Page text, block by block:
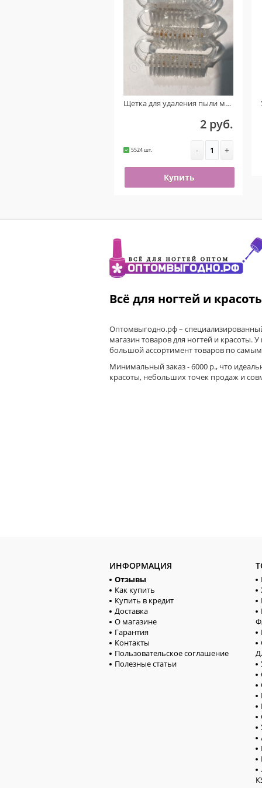
Щетка для удаления пыли маленькая (Прозрачная) УЦЕНКА!!! ( На пластике присутствует ржавчина )
2 руб.
5524 шт. - +
Купить
Всё для ногтей и
Оптомвыгодно.рф –
магазин товаров для ногтей и красоты. У
большой ассортимент товаров по
Минимальный заказ - 6000 р., что
красоты, небольших точек продаж и
ИНФОРМАЦИЯ
Отзывы
Как купить
Купить в кредит
Доставка
О магазине
Гарантия
Контакты
Пользовательское соглашение
Полезные статьи